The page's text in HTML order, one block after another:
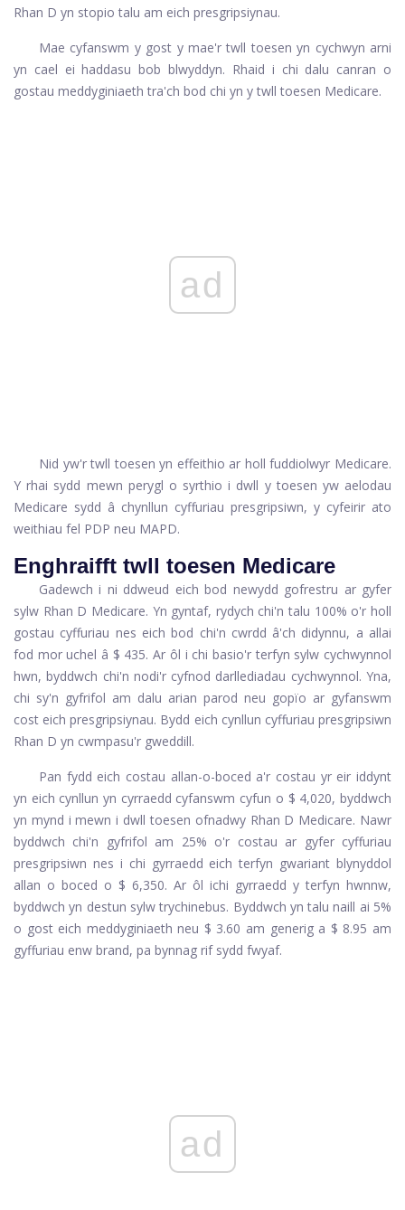
Rhan D yn stopio talu am eich presgripsiynau.
Mae cyfanswm y gost y mae'r twll toesen yn cychwyn arni
yn cael ei haddasu bob blwyddyn. Rhaid i chi dalu canran o
gostau meddyginiaeth tra'ch bod chi yn y twll toesen Medicare.
ad
Nid yw'r twll toesen yn effeithio ar holl fuddiolwyr Medicare.
Y rhai sydd mewn perygl o syrthio i dwll y toesen yw aelodau
Medicare sydd â chynllun cyffuriau presgripsiwn, y cyfeirir ato
weithiau fel PDP neu MAPD.
Enghraifft twll toesen Medicare
Gadewch i ni ddweud eich bod newydd gofrestru ar gyfer
sylw Rhan D Medicare. Yn gyntaf, rydych chi'n talu 100% o'r holl
gostau cyffuriau nes eich bod chi'n cwrdd â'ch didynnu, a allai
fod mor uchel â $ 435. Ar ôl i chi basio'r terfyn sylw cychwynnol
hwn, byddwch chi'n nodi'r cyfnod darllediadau cychwynnol. Yna,
chi sy'n gyfrifol am dalu arian parod neu gopïo ar gyfanswm
cost eich presgripsiynau. Bydd eich cynllun cyffuriau presgripsiwn
Rhan D yn cwmpasu'r gweddill.
Pan fydd eich costau allan-o-boced a'r costau yr eir iddynt
yn eich cynllun yn cyrraedd cyfanswm cyfun o $ 4,020, byddwch
yn mynd i mewn i dwll toesen ofnadwy Rhan D Medicare. Nawr
byddwch chi'n gyfrifol am 25% o'r costau ar gyfer cyffuriau
presgripsiwn nes i chi gyrraedd eich terfyn gwariant blynyddol
allan o boced o $ 6,350. Ar ôl ichi gyrraedd y terfyn hwnnw,
byddwch yn destun sylw trychinebus. Byddwch yn talu naill ai 5%
o gost eich meddyginiaeth neu $ 3.60 am generig a $ 8.95 am
gyffuriau enw brand, pa bynnag rif sydd fwyaf.
ad